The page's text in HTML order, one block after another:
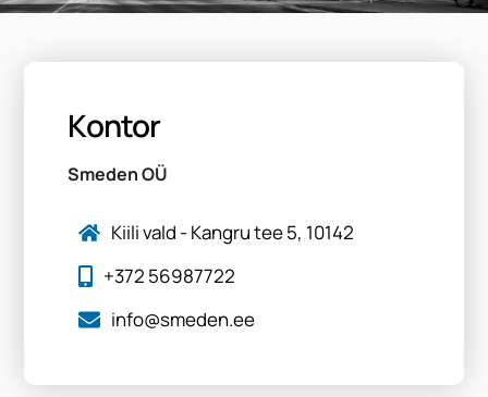
Kontor
Smeden OÜ
Kiili vald - Kangru tee 5, 10142
+372 56987722
info@smeden.ee